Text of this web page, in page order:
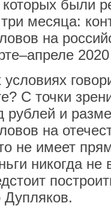
были
месяца:
на
2020
С точки
и
на
не имеет
никогда не